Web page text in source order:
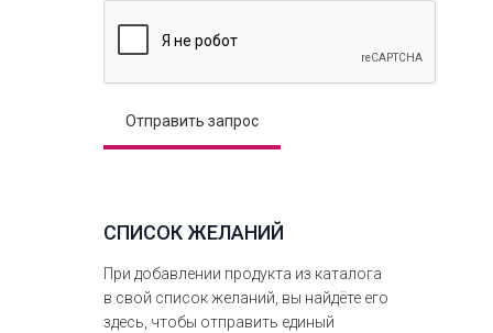
СПИСОК ЖЕЛАНИЙ
При добавлении продукта из каталога
в свой список желаний, вы найдёте его
здесь, чтобы отправить единый